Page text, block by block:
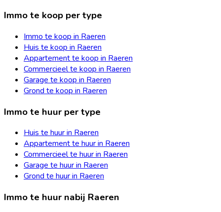
Immo te koop per type
Immo te koop in Raeren
Huis te koop in Raeren
Appartement te koop in Raeren
Commercieel te koop in Raeren
Garage te koop in Raeren
Grond te koop in Raeren
Immo te huur per type
Huis te huur in Raeren
Appartement te huur in Raeren
Commercieel te huur in Raeren
Garage te huur in Raeren
Grond te huur in Raeren
Immo te huur nabij Raeren